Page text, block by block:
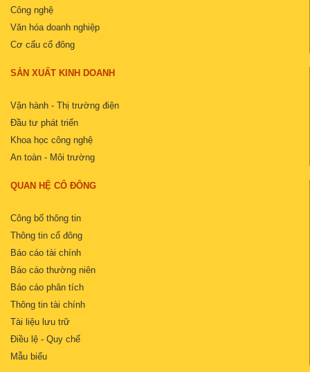
Công nghệ
Văn hóa doanh nghiệp
Cơ cấu cổ đông
SẢN XUẤT KINH DOANH
Vận hành - Thị trường điện
Đầu tư phát triển
Khoa học công nghệ
An toàn - Môi trường
QUAN HỆ CỔ ĐÔNG
Công bố thông tin
Thông tin cổ đông
Báo cáo tài chính
Báo cáo thường niên
Báo cáo phân tích
Thông tin tài chính
Tài liệu lưu trữ
Điều lệ - Quy chế
Mẫu biểu